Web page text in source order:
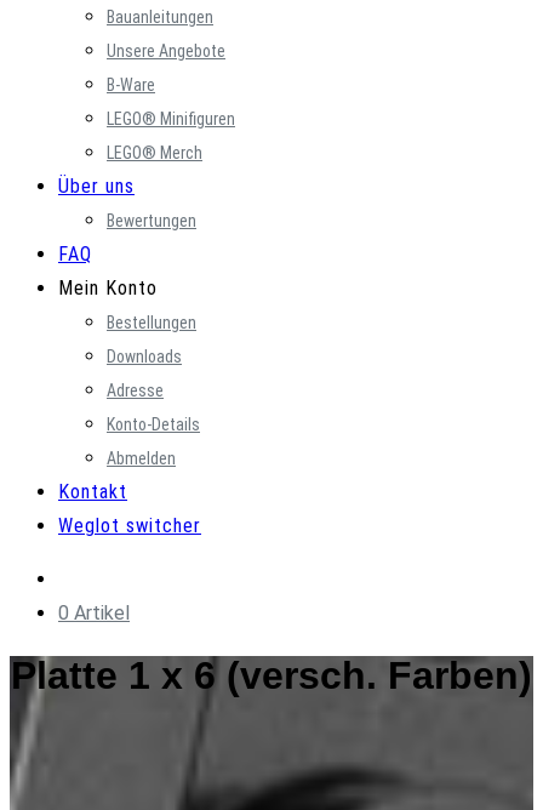
Bauanleitungen
Unsere Angebote
B-Ware
LEGO® Minifiguren
LEGO® Merch
Über uns
Bewertungen
FAQ
Mein Konto
Bestellungen
Downloads
Adresse
Konto-Details
Abmelden
Kontakt
Weglot switcher
0 Artikel
Platte 1 x 6 (versch. Farben)